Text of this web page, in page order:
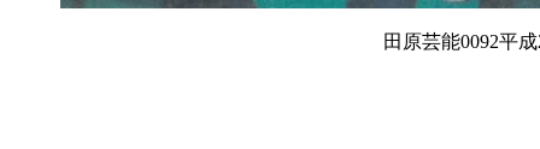
田原芸能0092平